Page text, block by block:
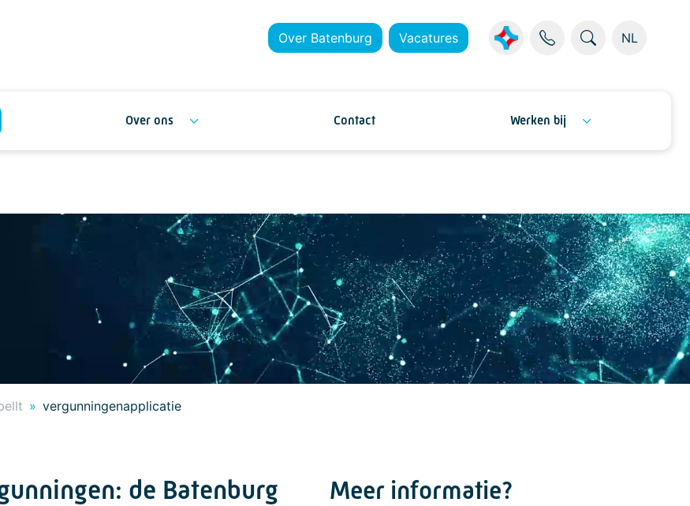
Over Batenburg Vacatures NL
Over ons Contact Werken bij
vergunningenapplicatie
de Batenburg
Meer informatie?